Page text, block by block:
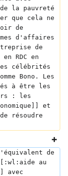
la pauvreté
que cela ne
de
d'affaires
de
RDC en
célébrités
Bono. Les
à être les
: les
et
résoudre
de
au
avec